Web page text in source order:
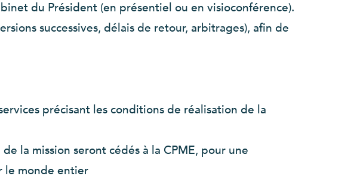
du Président (en présentiel ou en visioconférence).
successives, délais de retour, arbitrages), afin de
précisant les conditions de réalisation de la
la mission seront cédés à la CPME, pour une
le monde entier